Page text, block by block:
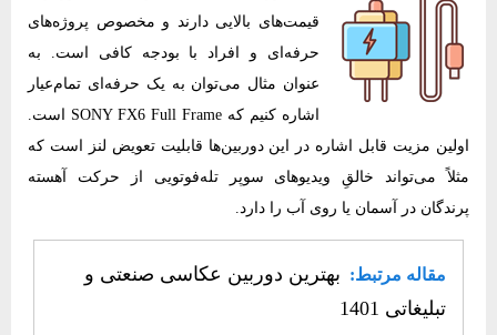
قیمت‌های بالایی دارند و مخصوص پروژه‌های
حرفه‌ای و افراد با بودجه کافی است. به
عنوان مثال می‌توان به یک حرفه‌ای تمام‌عیار
اشاره کنیم که SONY FX6 Full Frame است.
اولین مزیت قابل اشاره در این دوربین‌ها قابلیت تعویض لنز است که
مثلاً می‌تواند خالقِ ویدیوهای سوپر تله‌فوتویی از حرکت آهسته
پرندگان در آسمان یا روی آب را دارد.
مقاله مرتبط: بهترین دوربین عکاسی صنعتی و
تبلیغاتی 1401